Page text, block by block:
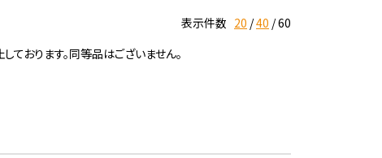
表示件数 20 40 60
おります。同等品はございません。